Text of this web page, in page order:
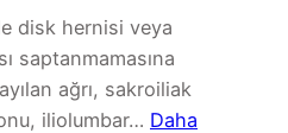
İlişkisi:
Asemptomatik
Bulgular,
Klinik
disk hernisi veya
saptanmamasına
ağrı, sakroiliak
iliolumbar… Daha